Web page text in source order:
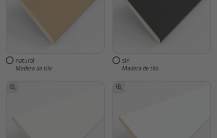
natural
Madera de tilo
sin
Madera de tilo